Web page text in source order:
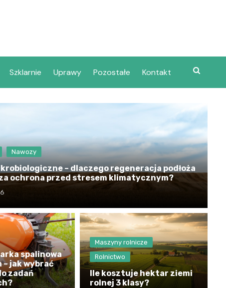
Szklarnie Uprawy Pozostałe Kontakt
Nawozy
– dlaczego regeneracja podłoża
ochrona przed stresem klimatycznym?
spalinowa
– jak wybrać
zadań
Maszyny rolnicze
Rolnictwo
Ile kosztuje hektar ziemi
rolnej 3 klasy?